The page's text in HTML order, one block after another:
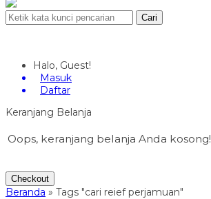
Cari
Halo, Guest!
Masuk
Daftar
Keranjang Belanja
Oops, keranjang belanja Anda kosong!
Checkout
Beranda » Tags "cari reief perjamuan"